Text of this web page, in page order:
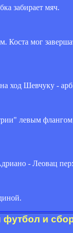
забирает мяч.
Коста мог
ход Шевчуку -
левым
- Леовац
и